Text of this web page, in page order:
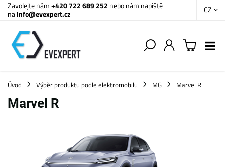
Zavolejte nám+420 722 689 252 nebo nám napiště
nainfo@evexpert.cz CZ
Úvod Výběr produktu podle elektromobilu MG Marvel R
Marvel R